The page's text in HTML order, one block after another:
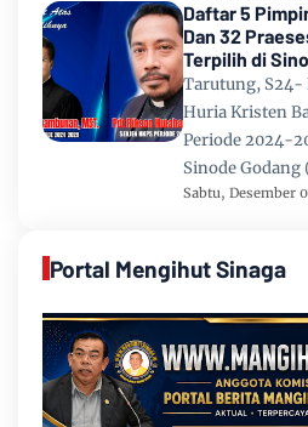
Daftar 5
Dan 32
Terpilih di
67 Tahun 2024
Tarutung,
Huria Kristen
Periode 2024-
Sinode Godang
Sabtu, Desember
Portal Mengihut Sinaga